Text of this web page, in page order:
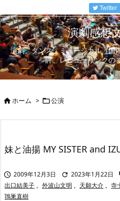
Twitter
演劇感想
演劇、ダンス、ミュージカル（国
評、レビューリンクの
ホーム > 公演
妹と油揚 MY SISTER and
 2009年12月3日  2023年1月22日
出口結美子 , 外波山文明 , 天願大介 , 寺
鴇巣直樹